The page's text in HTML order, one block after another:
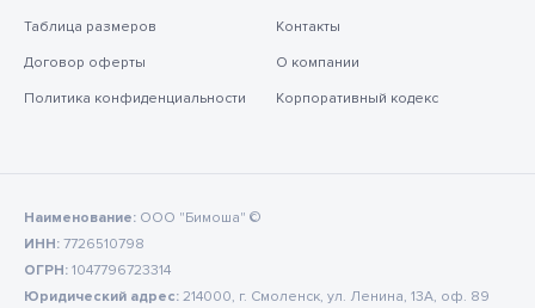
Таблица размеров
Договор оферты
Политика конфиденциальности
Контакты
О компании
Корпоративный кодекс
Наименование: ООО "Бимоша" ©
ИНН: 7726510798
ОГРН: 1047796723314
Юридический адрес: 214000, г. Смоленск, ул. Ленина, 13А, оф. 89